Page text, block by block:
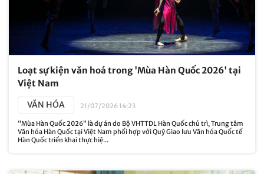
Loạt sự kiện văn hoá trong 'Mùa Hàn Quốc 2026' tại
Việt Nam
VĂN HÓA 21/07/2026 14:23
“Mùa Hàn Quốc 2026” là dự án do Bộ VHTTDL Hàn Quốc chủ trì, Trung tâm
Văn hóa Hàn Quốc tại Việt Nam phối hợp với Quỹ Giao lưu Văn hóa Quốc tế
Hàn Quốc triển khai thực hiệ...